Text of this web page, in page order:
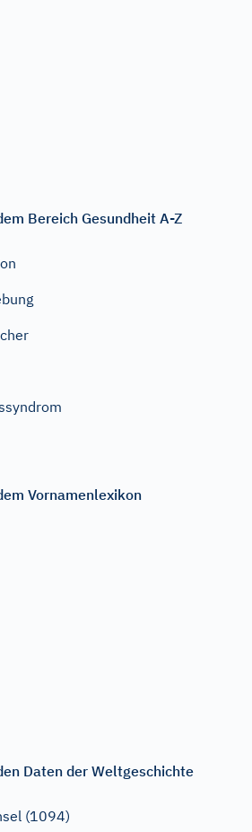
Bereich Gesundheit A-Z
Vornamenlexikon
Daten der Weltgeschichte
(1094)